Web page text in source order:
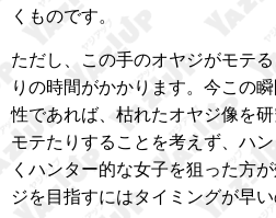
くものです。
ただし、この手のオヤジがモテ
りの時間がかかります。今この
性であれば、枯れたオヤジ像を
モテたりすることを考えず、ハ
くハンター的な女子を狙った方
ジを目指すにはタイミングが早い